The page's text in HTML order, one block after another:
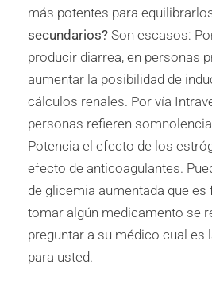
más potentes para
secundarios? Son escasos:
producir diarrea, en personas
aumentar la posibilidad de
cálculos renales. Por vía
personas refieren
Potencia el efecto de los
efecto de anticoagulantes.
de glicemia aumentada que es
tomar algún medicamento se
preguntar a su médico cual es
para usted.